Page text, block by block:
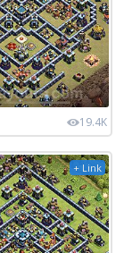
19.4K
+ Link